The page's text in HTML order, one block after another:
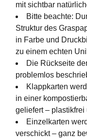
mit sichtbar
Bitte beachte:
Struktur des
in Farbe und
zu einem echten
Die Rückseite
problemlos
Klappkarten
in einer
geliefert –
Einzelkarten
verschickt – ganz